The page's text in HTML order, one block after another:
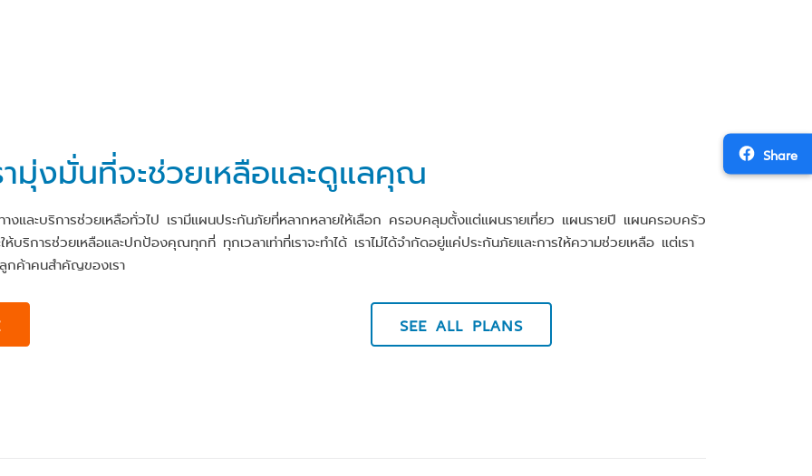
ามุ่งมั่นที่จะช่วยเหลือและดูแลคุณ
างและบริการช่วยเหลือทั่วไป เรามีแผนประกันภัยที่หลากหลายให้เลือก ครอบคลุมตั้งแต่แผนรายเที่ยว แผนรายปี แผนครอบครัว
บริการช่วยเหลือและปกป้องคุณทุกที่ ทุกเวลาเท่าที่เราจะทำได้ เราไม่ได้จำกัดอยู่แค่ประกันภัยและการให้ความช่วยเหลือ แต่เรา
กค้าคนสำคัญของเรา
SEE ALL PLANS
Share